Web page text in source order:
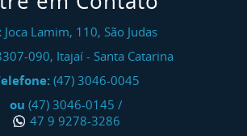
Joca Lamim, 110, São Judas
090, Itajaí- Santa Catarina
(47) 3046-0045
ou (47) 3046-0145 /
47 9 9278-3286